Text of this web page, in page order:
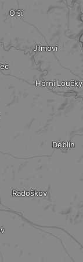
Jilmoví
Olší
Radoškov
Horní Loučky
Deblín